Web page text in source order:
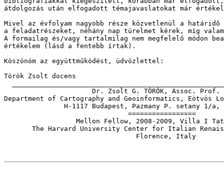
átdolgozás után elfogadott témajavaslatokat már
Mivel az évfolyam nagyobb része közvetlenül a
a feladatrészeket, néhány nap türelmet kérek, míg
A formailag és/vagy tartalmilag nem megfelelő módon
értékelem (lásd a fentebb írtak).
Köszönöm az együttműködést, üdvözlettel:
Török Zsolt docens
Dr. Zsolt G. TÖRÖK, Assoc.
Department of Cartography and Geoinformatics, Eötvös
H-1117 Budapest, Pazmany P. setany 1/a,
                               =================
Mellon Fellow, 2008-2009, Villa I
The Harvard University Center for Italian
                                 Florence, Italy